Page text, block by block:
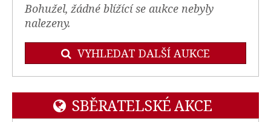
Bohužel, žádné blížící se aukce nebyly
nalezeny.
VYHLEDAT DALŠÍ AUKCE
SBĚRATELSKÉ AKCE